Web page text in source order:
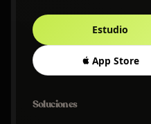
Estudio
App Store
Soluciones